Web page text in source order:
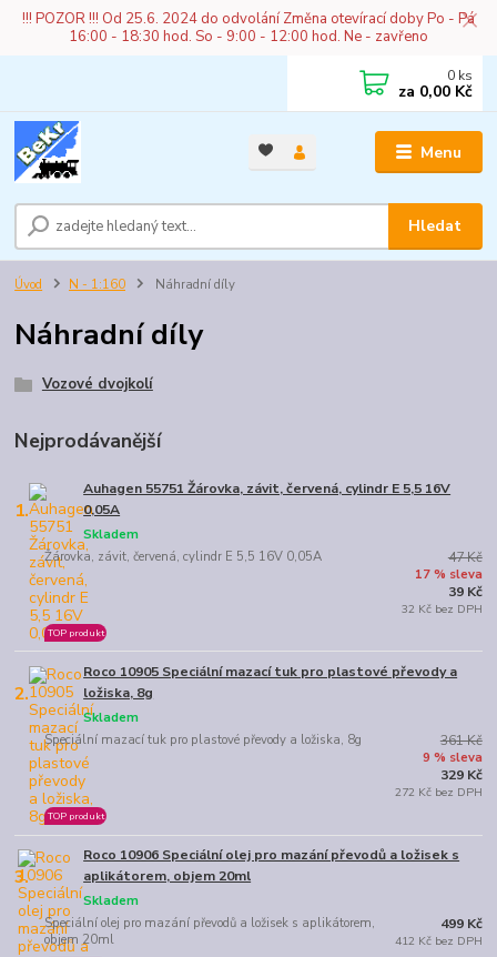
!!! POZOR !!! Od 25.6. 2024 do odvolání Změna otevírací doby Po - Pá
16:00 - 18:30 hod. So - 9:00 - 12:00 hod. Ne - zavřeno
Menu
Hledat
0 ks
za 0,00 Kč
Úvod N - 1:160 Náhradní díly
Náhradní díly
Vozové dvojkolí
Nejprodávanější
1.
Auhagen 55751 Žárovka, závit, červená, cylindr E 5,5 16V
0,05A
Žárovka, závit, červená, cylindr E 5,5 16V 0,05A
Skladem
TOP produkt
47 Kč
17 % sleva
39 Kč
32 Kč bez DPH
2.
Roco 10905 Speciální mazací tuk pro plastové převody a
ložiska, 8g
Speciální mazací tuk pro plastové převody a ložiska, 8g
Skladem
TOP produkt
361 Kč
9 % sleva
329 Kč
272 Kč bez DPH
3.
Roco 10906 Speciální olej pro mazání převodů a ložisek s
aplikátorem, objem 20ml
Speciální olej pro mazání převodů a ložisek s aplikátorem,
objem 20ml
Skladem
499 Kč
412 Kč bez DPH